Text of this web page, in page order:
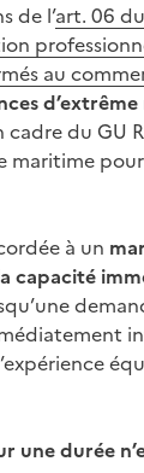
de l’art. 06
au
d’extrême
du
à un
capacité
une durée